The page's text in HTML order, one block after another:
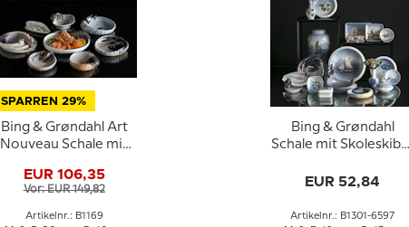
SPARREN 29%
Bing & Grøndahl Art
Nouveau Schale mit
EUR 106,35
Vor: EUR 149,82
Artikelnr.: B1169
Bing & Grøndahl
Schale mit
EUR 52,84
Artikelnr.: B1301-6597